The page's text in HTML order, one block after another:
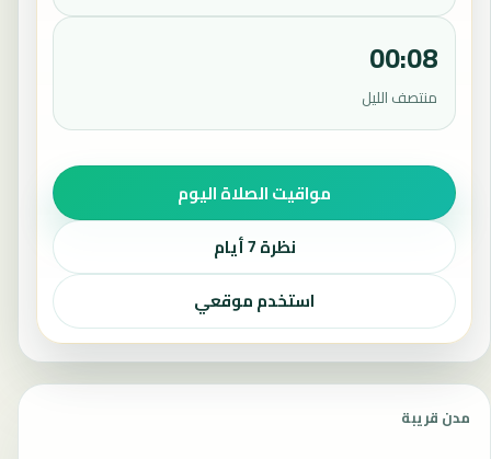
00:08
منتصف الليل
مواقيت الصلاة اليوم
نظرة 7 أيام
استخدم موقعي
مدن قريبة